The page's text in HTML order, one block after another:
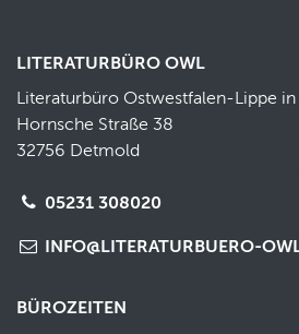
LITERATURBÜRO OWL
Literaturbüro Ostwestfalen-Lippe
Hornsche Straße 38
32756 Detmold
05231 308020
INFO@LITERATURBUERO-
BÜROZEITEN